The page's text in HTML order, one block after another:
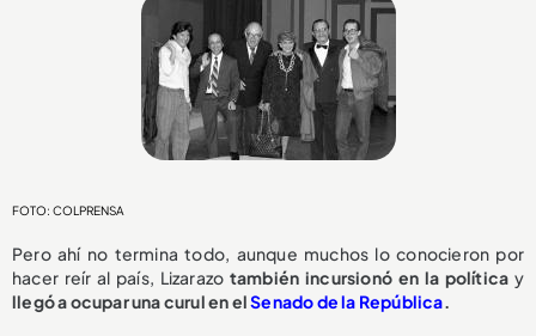
FOTO: COLPRENSA
Pero ahí no termina todo, aunque muchos lo conocieron por
hacer reír al país, Lizarazo también incursionó en la política y
llegó a ocupar una curul en elSenado de la República.